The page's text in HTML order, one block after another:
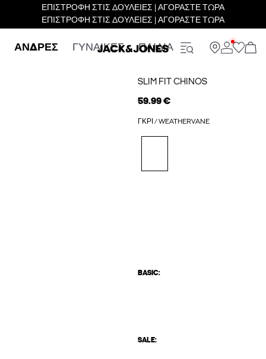
ΕΠΙΣΤΡΟΦΗ ΣΤΙΣ ΔΟΥΛΕΙΕΣ | ΑΓΟΡΑΣΤΕ ΤΩΡΑ
ΕΠΙΣΤΡΟΦΗ ΣΤΙΣ ΔΟΥΛΕΙΕΣ | ΑΓΟΡΑΣΤΕ ΤΩΡΑ
ΑΝΔΡΕΣ ΓΥΝΑΙΚΕΣ ΠΑΙΔΙΑ
SLIM FIT CHINOS
59.99 €
ΓΚΡΙ / WEATHERVANE
BASIC:
SALE: